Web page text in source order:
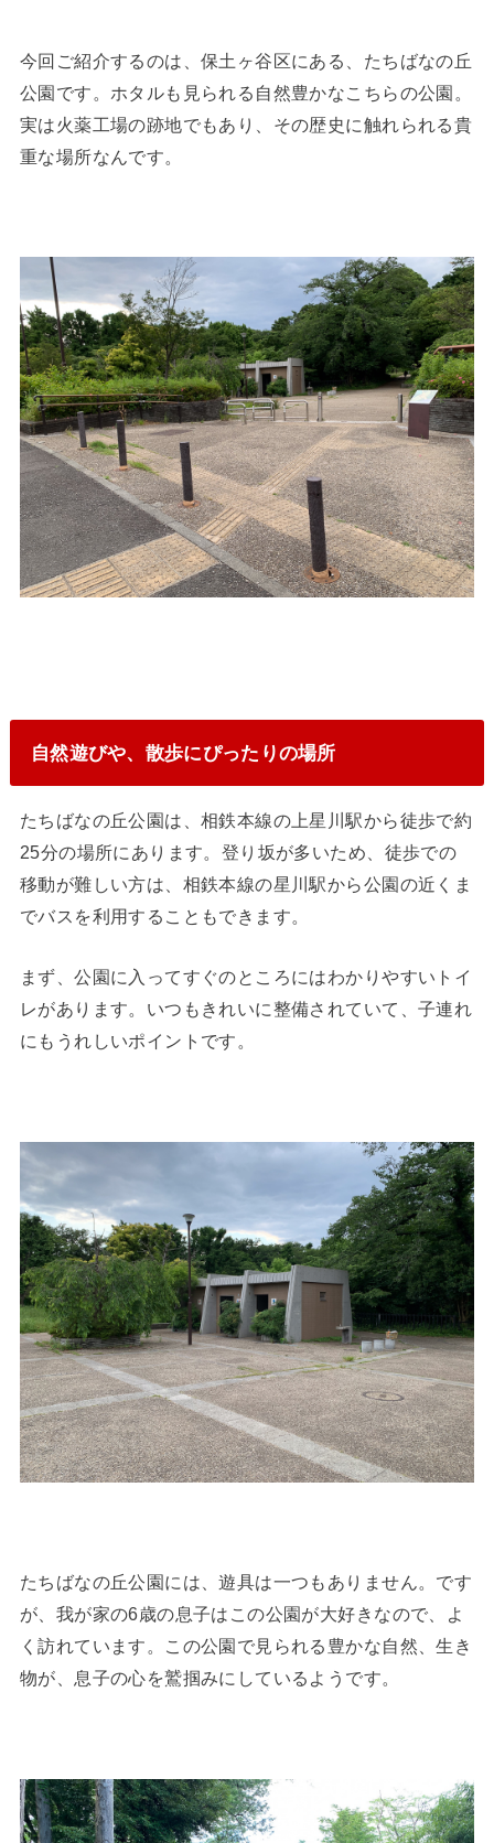
今回ご紹介するのは、保土ヶ谷区にある、たちばなの丘
公園です。ホタルも見られる自然豊かなこちらの公園。
実は火薬工場の跡地でもあり、その歴史に触れられる貴
重な場所なんです。
自然遊びや、散歩にぴったりの場所
たちばなの丘公園は、相鉄本線の上星川駅から徒歩で約
25分の場所にあります。登り坂が多いため、徒歩での
移動が難しい方は、相鉄本線の星川駅から公園の近くま
でバスを利用することもできます。
まず、公園に入ってすぐのところにはわかりやすいトイ
レがあります。いつもきれいに整備されていて、子連れ
にもうれしいポイントです。
たちばなの丘公園には、遊具は一つもありません。です
が、我が家の6歳の息子はこの公園が大好きなので、よ
く訪れています。この公園で見られる豊かな自然、生き
物が、息子の心を鷲掴みにしているようです。